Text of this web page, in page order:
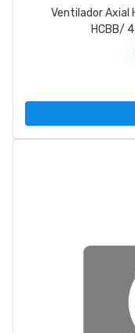
Ventilador Axial
HCBB/